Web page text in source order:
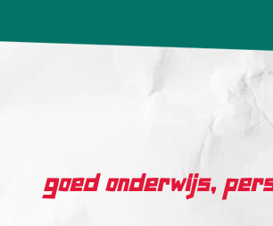
goed onderwijs,